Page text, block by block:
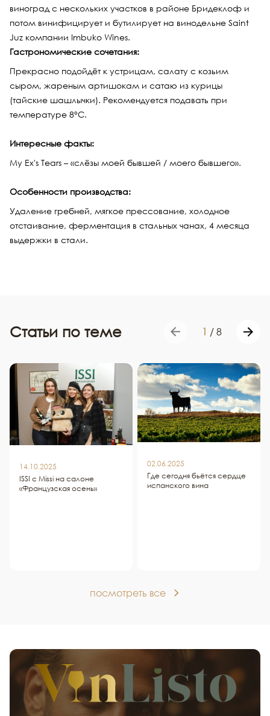
виноград с нескольких участков в районе Бридеклоф и
потом винифицирует и бутилирует на винодельне Saint
Juz компании Imbuko Wines.
Гастрономические сочетания:
Прекрасно подойдёт к устрицам, салату с козьим
сыром, жареным артишокам и сатаю из курицы
(тайские шашлычки). Рекомендуется подавать при
температуре 8°С.
Интересные факты:
My Ex's Tears – «слёзы моей бывшей / моего бывшего».
Особенности производства:
Удаление гребней, мягкое прессование, холодное
отстаивание, ферментация в стальных чанах, 4 месяца
выдержки в стали.
Статьи по теме 1 / 8
14.10.2025
ISSI c Missi на салоне
«Французская осень»
02.06.2025
Где сегодня бьётся сердце
испанского вина
посмотреть все